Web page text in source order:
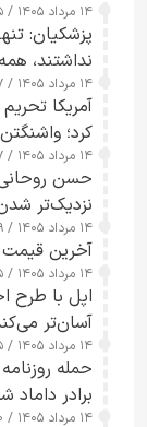
۱۴ مرداد ۱۴۰۵ / ۲۲:۵۵
پزشکیان:
نداشتند،
۱۴ مرداد ۱۴۰۵ / ۱۹:۴۷
آمریکا
کرد؛
۱۴ مرداد ۱۴۰۵ / ۱۹:۰۷
حسن
نزدیک‌تر
۱۴ مرداد ۱۴۰۵ / ۱۵:۴۹
آخرین قیمت طلا و
۱۴ مرداد ۱۴۰۵ / ۱۲:۱۵
اپل با طرح
آسان‌تر
۱۴ مرداد ۱۴۰۵ / ۱۰:۰۵
حمله
برادر
۱۴ مرداد ۱۴۰۵ / ۰۸:۰۰